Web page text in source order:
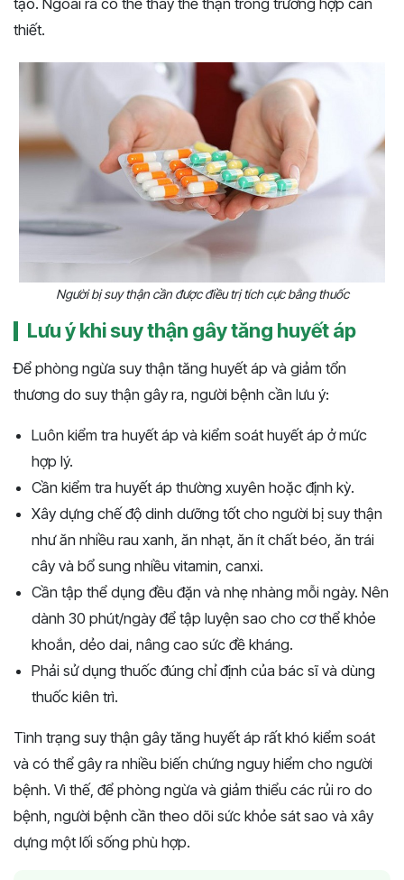
tạo. Ngoài ra có thể thay thế thận trong trường hợp cần
thiết.
Người bị suy thận cần được điều trị tích cực bằng thuốc
Lưu ý khi suy thận gây tăng huyết áp
Để phòng ngừa suy thận tăng huyết áp và giảm tổn
thương do suy thận gây ra, người bệnh cần lưu ý:
Luôn kiểm tra huyết áp và kiểm soát huyết áp ở mức
hợp lý.
Cần kiểm tra huyết áp thường xuyên hoặc định kỳ.
Xây dựng chế độ dinh dưỡng tốt cho người bị suy thận
như ăn nhiều rau xanh, ăn nhạt, ăn ít chất béo, ăn trái
cây và bổ sung nhiều vitamin, canxi.
Cần tập thể dụng đều đặn và nhẹ nhàng mỗi ngày. Nên
dành 30 phút/ngày để tập luyện sao cho cơ thể khỏe
khoắn, dẻo dai, nâng cao sức đề kháng.
Phải sử dụng thuốc đúng chỉ định của bác sĩ và dùng
thuốc kiên trì.
Tình trạng suy thận gây tăng huyết áp rất khó kiểm soát
và có thể gây ra nhiều biến chứng nguy hiểm cho người
bệnh. Vì thế, để phòng ngừa và giảm thiểu các rủi ro do
bệnh, người bệnh cần theo dõi sức khỏe sát sao và xây
dựng một lối sống phù hợp.